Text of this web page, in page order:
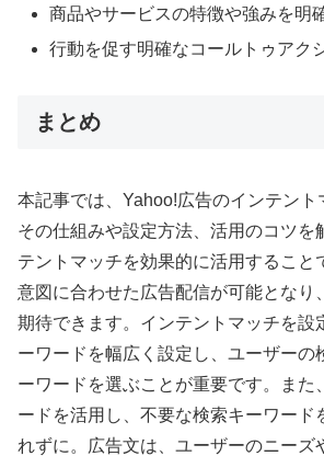
商品やサービスの特徴や強みを明
行動を促す明確なコールトゥアク
まとめ
本記事では、Yahoo!広告のインテント
その仕組みや設定方法、活用のコツを
テントマッチを効果的に活用すること
意図に合わせた広告配信が可能となり
期待できます。インテントマッチを設
ーワードを幅広く設定し、ユーザーの
ーワードを選ぶことが重要です。また
ードを活用し、不要な検索キーワード
れずに。広告文は、ユーザーのニーズ